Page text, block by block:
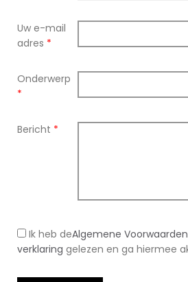
Uw e-mail
adres *
Onderwerp
*
Bericht *
Ik heb deAlgemene Voorwaarden
verklaring gelezen en ga hiermee